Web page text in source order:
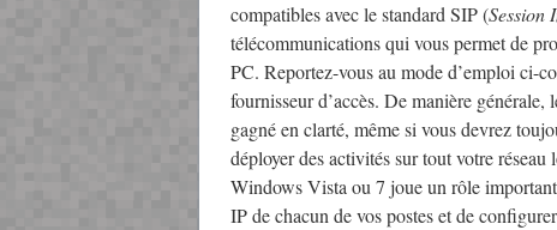
compatibles avec le standard SIP (Session
télécommunications qui vous permet de
PC. Reportez-vous au mode d’emploi ci-
fournisseur d’accès. De manière
gagné en clarté, même si vous devrez
déployer des activités sur tout votre
Windows Vista ou 7 joue un rôle
IP de chacun de vos postes et de